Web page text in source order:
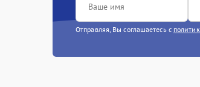
Отправляя, Вы соглашаетесь с